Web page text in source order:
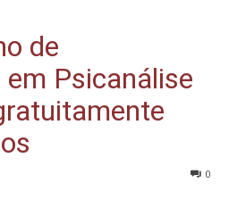
de
Psicanálise
0